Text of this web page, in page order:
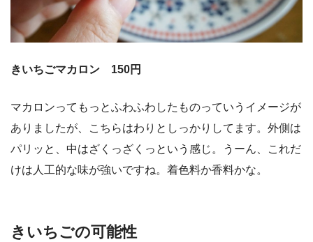
きいちごマカロン 150円
マカロンってもっとふわふわしたものっていうイメージが
ありましたが、こちらはわりとしっかりしてます。外側は
パリッと、中はざくっざくっという感じ。うーん、これだ
けは人工的な味が強いですね。着色料か香料かな。
きいちごの可能性